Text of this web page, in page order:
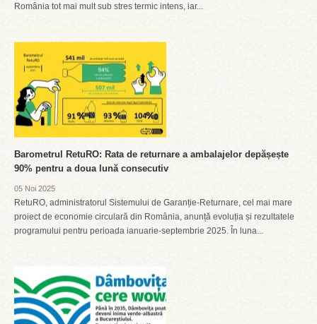
România tot mai mult sub stres termic intens, iar...
Barometrul RetuRO: Rata de returnare a ambalajelor depășește
90% pentru a doua lună consecutiv
05 Noi 2025
RetuRO, administratorul Sistemului de Garanție-Returnare, cel mai mare
proiect de economie circulară din România, anunță evoluția și rezultatele
programului pentru perioada ianuarie-septembrie 2025. În luna...